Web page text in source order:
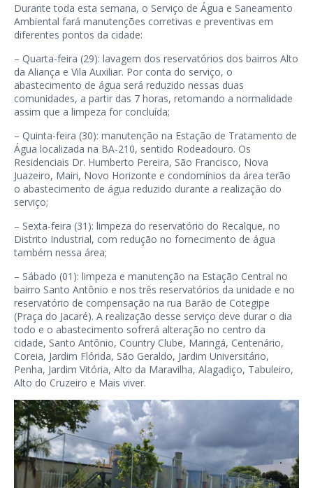
Durante toda esta semana, o Serviço de Água e Saneamento
Ambiental fará manutenções corretivas e preventivas em
diferentes pontos da cidade:
– Quarta-feira (29): lavagem dos reservatórios dos bairros Alto
da Aliança e Vila Auxiliar. Por conta do serviço, o
abastecimento de água será reduzido nessas duas
comunidades, a partir das 7 horas, retomando a normalidade
assim que a limpeza for concluída;
– Quinta-feira (30): manutenção na Estação de Tratamento de
Água localizada na BA-210, sentido Rodeadouro. Os
Residenciais Dr. Humberto Pereira, São Francisco, Nova
Juazeiro, Mairi, Novo Horizonte e condomínios da área terão
o abastecimento de água reduzido durante a realização do
serviço;
– Sexta-feira (31): limpeza do reservatório do Recalque, no
Distrito Industrial, com redução no fornecimento de água
também nessa área;
– Sábado (01): limpeza e manutenção na Estação Central no
bairro Santo Antônio e nos três reservatórios da unidade e no
reservatório de compensação na rua Barão de Cotegipe
(Praça do Jacaré). A realização desse serviço deve durar o dia
todo e o abastecimento sofrerá alteração no centro da
cidade, Santo Antônio, Country Clube, Maringá, Centenário,
Coreia, Jardim Flórida, São Geraldo, Jardim Universitário,
Penha, Jardim Vitória, Alto da Maravilha, Alagadiço, Tabuleiro,
Alto do Cruzeiro e Mais viver.